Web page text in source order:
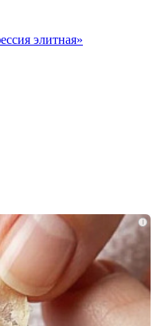
элитная»
i